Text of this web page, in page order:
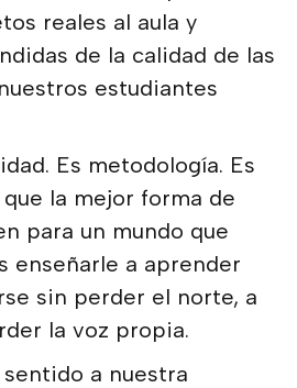
reales al aula y
de la calidad de las
estudiantes
Es metodología. Es
la mejor forma de
para un mundo que
enseñarle a aprender
sin perder el norte, a
la voz propia.
a nuestra